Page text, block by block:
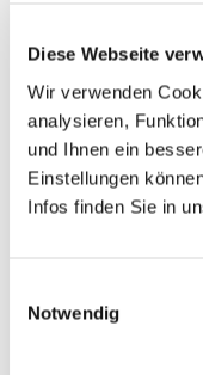
Diese Webseite
Wir verwenden
analysieren,
und Ihnen ein
Einstellungen
Infos finden Sie in
Notwendig
Kontakt